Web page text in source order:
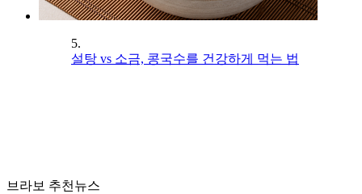
5.
설탕 vs 소금, 콩국수를 건강하게 먹는 법
브라보 추천뉴스